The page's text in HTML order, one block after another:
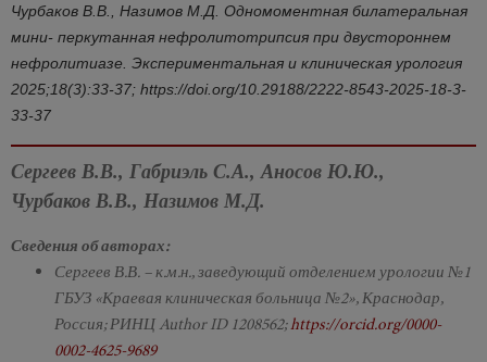
Чурбаков В.В., Назимов М.Д. Одномоментная билатеральная
мини- перкутанная нефролитотрипсия при двустороннем
нефролитиазе. Экспериментальная и клиническая урология
2025;18(3):33-37; https://doi.org/10.29188/2222-8543-2025-18-3-
33-37
Сергеев В.В., Габриэль С.А., Аносов Ю.Ю.,
Чурбаков В.В., Назимов М.Д.
Сведения об авторах:
Сергеев В.В. – к.м.н., заведующий отделением урологии №1
ГБУЗ «Краевая клиническая больница №2», Краснодар,
Россия; РИНЦ Author ID 1208562;https://orcid.org/0000-
0002-4625-9689